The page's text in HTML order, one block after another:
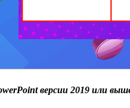
версии 2019 или